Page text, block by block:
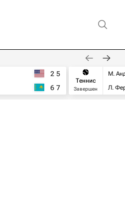
2 5
6 7
Теннис
Завершен
М.
Л.